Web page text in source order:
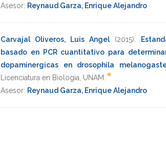
Asesor: Reynaud Garza, Enrique Alejandro
Carvajal Oliveros, Luis Angel (2015)
basado en PCR cuantitativo para
dopaminergicas en drosophila
Licenciatura en Biologia UNAM *
Asesor: Reynaud Garza, Enrique Alejandro